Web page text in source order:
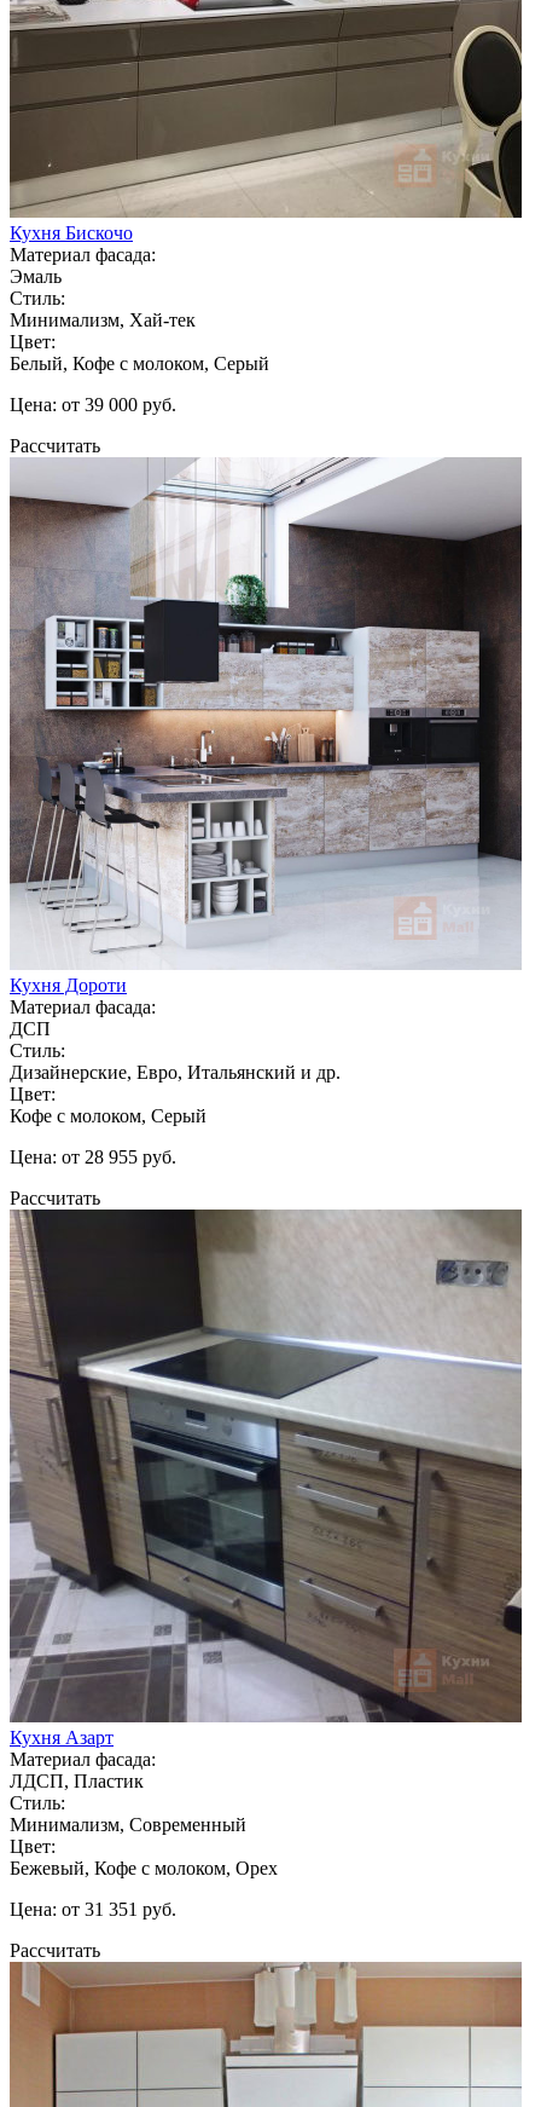
Кухня Бискочо
Материал фасада:
Эмаль
Стиль:
Минимализм, Хай-тек
Цвет:
Белый, Кофе с молоком, Серый
Цена: от 39 000 руб.
Рассчитать
Кухня Дороти
Материал фасада:
ДСП
Стиль:
Дизайнерские, Евро, Итальянский и др.
Цвет:
Кофе с молоком, Серый
Цена: от 28 955 руб.
Рассчитать
Кухня Азарт
Материал фасада:
ЛДСП, Пластик
Стиль:
Минимализм, Современный
Цвет:
Бежевый, Кофе с молоком, Орех
Цена: от 31 351 руб.
Рассчитать